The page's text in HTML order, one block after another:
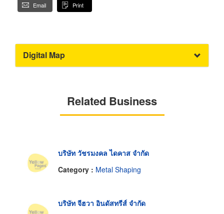
Email Print
Digital Map
Related Business
บริษัท วัชรมงคล ไดคาส จำกัด
Category : Metal Shaping
บริษัท จีฮวา อินดัสทรีส์ จำกัด